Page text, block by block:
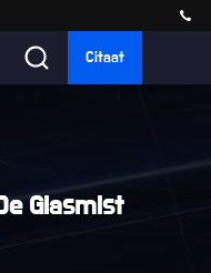
Citaat
Glasmist